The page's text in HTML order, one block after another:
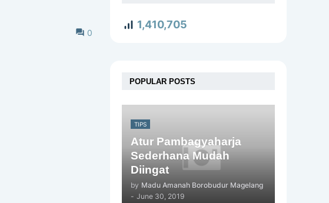
0
1,410,705
POPULAR POSTS
TIPS
Atur Pambagyaharja
Sederhana Mudah
Diingat
by Madu Amanah Borobudur Magelang
- June 30, 2019